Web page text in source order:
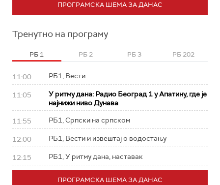
ПРОГРАМСКА ШЕМА ЗА ДАНАС
Тренутно на програму
РБ 1 РБ 2 РБ 3 РБ 202
11:00 РБ1, Вести
11:05
У ритму дана: Радио Београд 1 у Апатину, где је
најнижи ниво Дунава
11:55 РБ1, Српски на српском
12:00 РБ1, Вести и извештај о водостању
12:15 РБ1, У ритму дана, наставак
ПРОГРАМСКА ШЕМА ЗА ДАНАС